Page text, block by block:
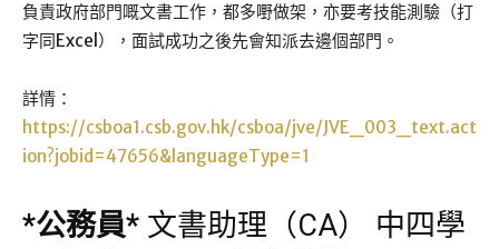
負責政府部門嘅文書工作，都多嘢做架，亦要考技能測驗（打
字同Excel），面試成功之後先會知派去邊個部門。
詳情：
https://csboa1.csb.gov.hk/csboa/jve/JVE_003_text.act
ion?jobid=47656&languageType=1
*公務員* 文書助理（CA） 中四學